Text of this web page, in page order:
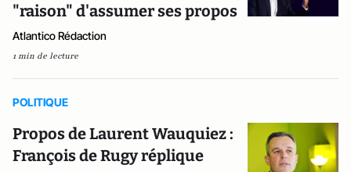
"raison" d'assumer ses propos
Atlantico Rédaction
1 min de lecture
POLITIQUE
Propos de Laurent Wauquiez :
François de Rugy réplique